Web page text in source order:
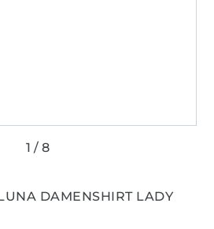
DAMENSHIRT LADY